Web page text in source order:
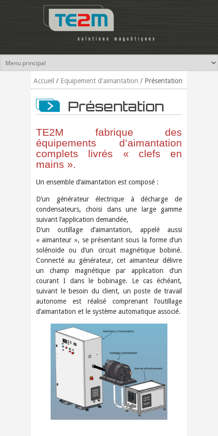
Aller au contenu principal
Accueil / Equipement d'aimantation / Présentation
Présentation
TE2M fabrique des
équipements d’aimantation
complets livrés « clefs en
mains ».
Un ensemble d’aimantation est composé :
D’un générateur électrique à décharge de
condensateurs, choisi dans une large gamme
suivant l’application demandée,
D’un outillage d’aimantation, appelé aussi
« aimanteur », se présentant sous la forme d’un
solénoïde ou d’un circuit magnétique bobiné.
Connecté au générateur, cet aimanteur délivre
un champ magnétique par application d’un
courant I dans le bobinage. Le cas échéant,
suivant le besoin du client, un poste de travail
autonome est réalisé comprenant l’outillage
d’aimantation et le système automatique associé.